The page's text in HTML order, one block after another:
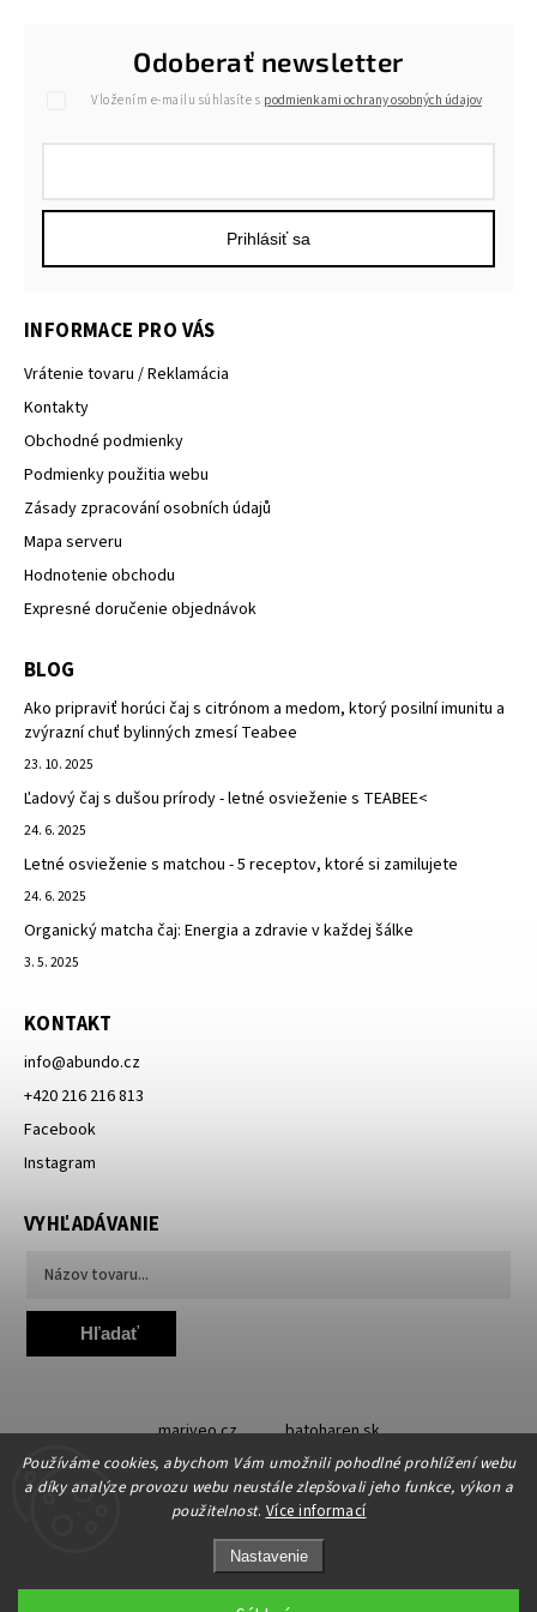
Používáme cookies, abychom Vám umožnili pohodlné prohlížení webu
a díky analýze provozu webu neustále zlepšovali jeho funkce, výkon a
použitelnost. Více informací
Nastavenie
INFORMACE PRO VÁS
Vrátenie tovaru / Reklamácia
Kontakty
Obchodné podmienky
Podmienky použitia webu
Zásady zpracování osobních údajů
Mapa serveru
Hodnotenie obchodu
Expresné doručenie objednávok
Odoberať newsletter
Vložením e-mailu súhlasíte s podmienkami ochrany osobných údajov
Prihlásiť sa
BLOG
Ako pripraviť horúci čaj s citrónom a medom, ktorý posilní imunitu a
zvýrazní chuť bylinných zmesí Teabee
23. 10. 2025
Ľadový čaj s dušou prírody - letné osvieženie s TEABEE<
24. 6. 2025
Letné osvieženie s matchou - 5 receptov, ktoré si zamilujete
24. 6. 2025
Organický matcha čaj: Energia a zdravie v každej šálke
3. 5. 2025
KONTAKT
info@abundo.cz
+420 216 216 813
Facebook
Instagram
VYHĽADÁVANIE
Hľadať
mariveo.cz batoharen.sk
Copyright 2019 - 2026